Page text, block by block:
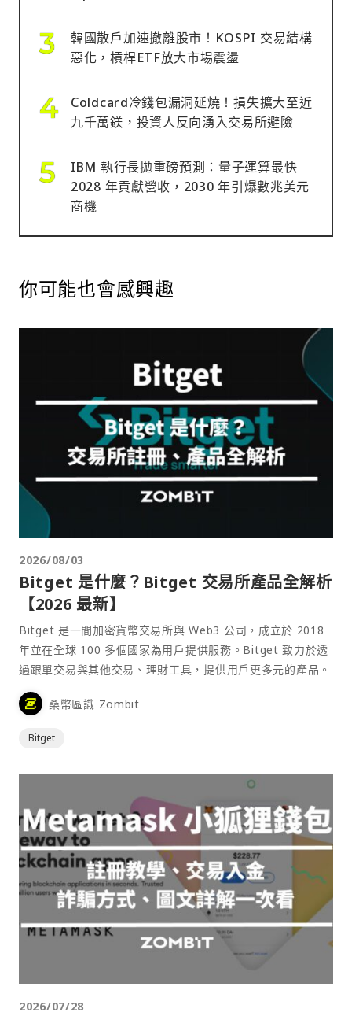
韓國散戶加速撤離股市！KOSPI 交易結構
惡化，槓桿ETF放大市場震盪
Coldcard冷錢包漏洞延燒！損失擴大至近
九千萬鎂，投資人反向湧入交易所避險
IBM 執行長拋重磅預測：量子運算最快
2028 年貢獻營收，2030 年引爆數兆美元
商機
你可能也會感興趣
2026/08/03
Bitget 是什麼？Bitget 交易所產品全解析
【2026 最新】
Bitget 是一間加密貨幣交易所與 Web3 公司，成立於 2018
年並在全球 100 多個國家為用戶提供服務。Bitget 致力於透
過跟單交易與其他交易、理財工具，提供用戶更多元的產品。
桑幣區識 Zombit
Bitget
2026/07/28